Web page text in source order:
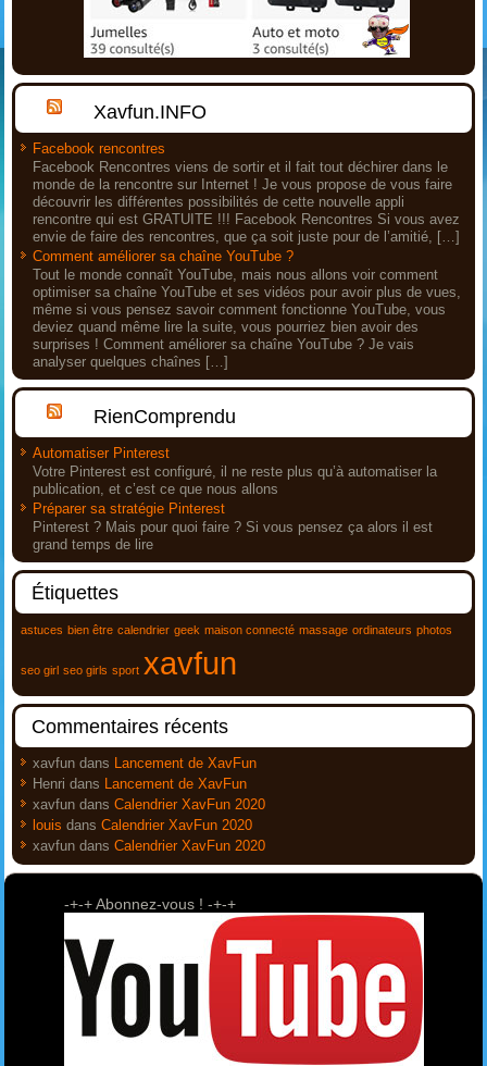
Xavfun.INFO
Facebook rencontres
Facebook Rencontres viens de sortir et il fait tout déchirer dans le
monde de la rencontre sur Internet ! Je vous propose de vous faire
découvrir les différentes possibilités de cette nouvelle appli
rencontre qui est GRATUITE !!! Facebook Rencontres Si vous avez
envie de faire des rencontres, que ça soit juste pour de l’amitié, […]
Comment améliorer sa chaîne YouTube ?
Tout le monde connaît YouTube, mais nous allons voir comment
optimiser sa chaîne YouTube et ses vidéos pour avoir plus de vues,
même si vous pensez savoir comment fonctionne YouTube, vous
deviez quand même lire la suite, vous pourriez bien avoir des
surprises ! Comment améliorer sa chaîne YouTube ? Je vais
analyser quelques chaînes […]
RienComprendu
Automatiser Pinterest
Votre Pinterest est configuré, il ne reste plus qu’à automatiser la
publication, et c’est ce que nous allons
Préparer sa stratégie Pinterest
Pinterest ? Mais pour quoi faire ? Si vous pensez ça alors il est
grand temps de lire
Étiquettes
astuces bien être calendrier geek maison connecté massage ordinateurs photos
seo girl seo girls sport xavfun
Commentaires récents
xavfun dans Lancement de XavFun
Henri dans Lancement de XavFun
xavfun dansCalendrier XavFun 2020
louis dansCalendrier XavFun 2020
xavfun dansCalendrier XavFun 2020
-+-+ Abonnez-vous ! -+-+